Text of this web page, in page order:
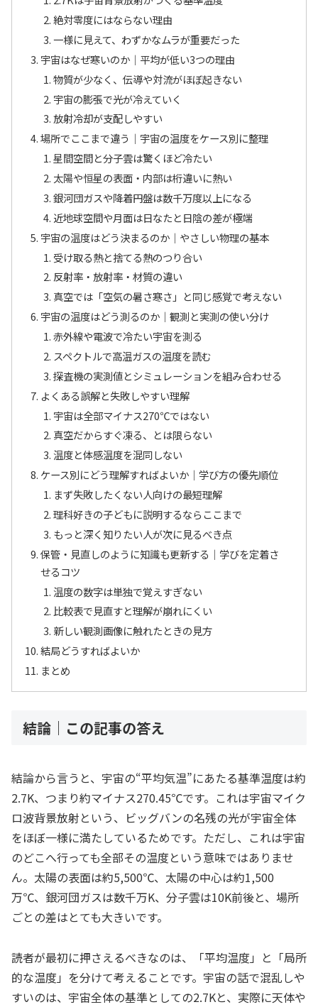
絶対零度にはならない理由
一様に見えて、わずかなムラが重要だった
宇宙はなぜ寒いのか｜平均が低い3つの理由
物質が少なく、伝導や対流がほぼ起きない
宇宙の膨張で光が冷えていく
放射冷却が支配しやすい
場所でここまで違う｜宇宙の温度をケース別に整理
星間空間と分子雲は驚くほど冷たい
太陽や恒星の表面・内部は桁違いに熱い
銀河団ガスや降着円盤は数千万度以上になる
近地球空間や月面は日なたと日陰の差が極端
宇宙の温度はどう決まるのか｜やさしい物理の基本
受け取る熱と捨てる熱のつり合い
反射率・放射率・材質の違い
真空では「空気の暑さ寒さ」と同じ感覚で考えない
宇宙の温度はどう測るのか｜観測と実測の使い分け
赤外線や電波で冷たい宇宙を測る
スペクトルで高温ガスの温度を読む
探査機の実測値とシミュレーションを組み合わせる
よくある誤解と失敗しやすい理解
宇宙は全部マイナス270℃ではない
真空だからすぐ凍る、とは限らない
温度と体感温度を混同しない
ケース別にどう理解すればよいか｜学び方の優先順位
まず失敗したくない人向けの最短理解
理科好きの子どもに説明するならここまで
もっと深く知りたい人が次に見るべき点
保管・見直しのように知識も更新する｜学びを定着さ
せるコツ
温度の数字は単独で覚えすぎない
比較表で見直すと理解が崩れにくい
新しい観測画像に触れたときの見方
結局どうすればよいか
まとめ
結論｜この記事の答え
結論から言うと、宇宙の“平均気温”にあたる基準温度は約
2.7K、つまり約マイナス270.45℃です。これは宇宙マイク
ロ波背景放射という、ビッグバンの名残の光が宇宙全体
をほぼ一様に満たしているためです。ただし、これは宇宙
のどこへ行っても全部その温度という意味ではありませ
ん。太陽の表面は約5,500℃、太陽の中心は約1,500
万℃、銀河団ガスは数千万K、分子雲は10K前後と、場所
ごとの差はとても大きいです。
読者が最初に押さえるべきなのは、「平均温度」と「局所
的な温度」を分けて考えることです。宇宙の話で混乱しや
すいのは、宇宙全体の基準としての2.7Kと、実際に天体や